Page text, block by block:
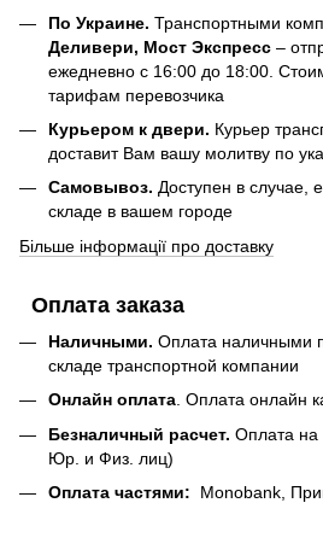
По Украине. Транспортными
Деливери, Мост Экспресс –
ежедневно с 16:00 до 18:00.
тарифам перевозчика
Курьером к двери. Курьер
доставит Вам вашу молитву по
Самовывоз. Доступен в случае,
складе в вашем городе
Більше інформації про доставку
Оплата заказа
Наличными. Оплата наличными
складе транспортной компании
Онлайн оплата . Оплата онлайн
Безналичный расчет. Оплата на
Юр. и Физ. лиц)
Оплата частями: Monobank,